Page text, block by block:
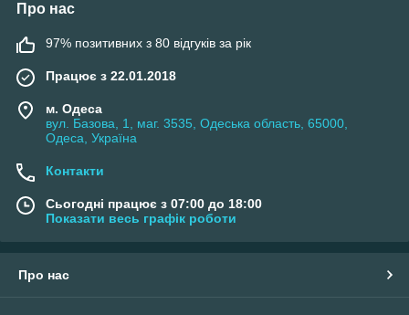
Про нас
97% позитивних з 80 відгуків за рік
Працює з 22.01.2018
м. Одеса
вул. Базова, 1, маг. 3535, Одеська область, 65000,
Одеса, Україна
Контакти
Сьогодні працює з 07:00 до 18:00
Показати весь графік роботи
Про нас